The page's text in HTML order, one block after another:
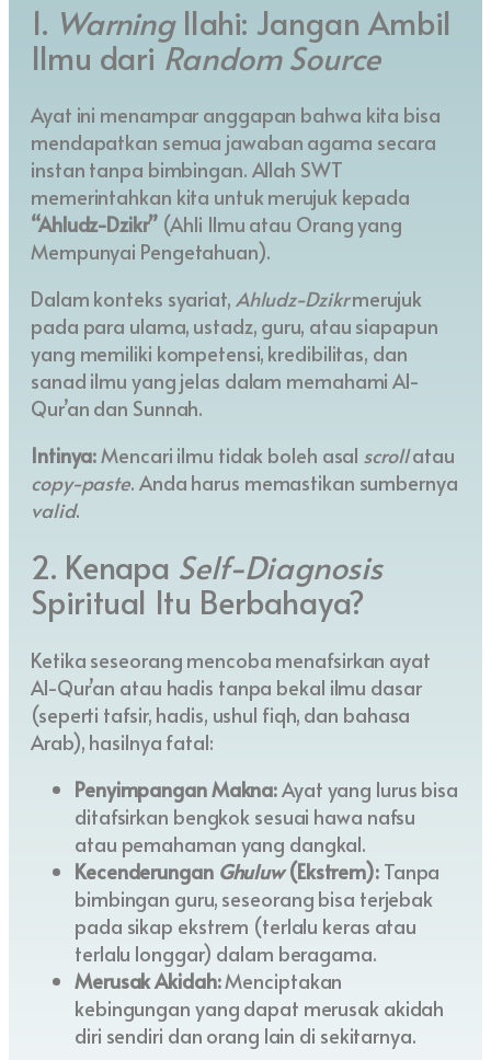
1. WarningIlahi: Jangan Ambil
Ilmu dariRandom Source
Ayat ini menampar anggapan bahwa kita bisa
mendapatkan semua jawaban agama secara
instan tanpa bimbingan. Allah SWT
memerintahkan kita untuk merujuk kepada
“Ahludz-Dzikr”(Ahli Ilmu atau Orang yang
Mempunyai Pengetahuan).
Dalam konteks syariat, Ahludz-Dzikrmerujuk
pada para ulama, ustadz, guru, atau siapapun
yang memiliki kompetensi, kredibilitas, dan
sanad ilmu yang jelas dalam memahami Al-
Qur’an dan Sunnah.
Intinya:Mencari ilmu tidak boleh asal scrollatau
copy-paste. Anda harus memastikan sumbernya
valid.
2. Kenapa Self-Diagnosis
Spiritual Itu Berbahaya?
Ketika seseorang mencoba menafsirkan ayat
Al-Qur’an atau hadis tanpa bekal ilmu dasar
(seperti tafsir, hadis, ushul fiqh, dan bahasa
Arab), hasilnya fatal:
Penyimpangan Makna:Ayat yang lurus bisa
ditafsirkan bengkok sesuai hawa nafsu
atau pemahaman yang dangkal.
Kecenderungan Ghuluw(Ekstrem):Tanpa
bimbingan guru, seseorang bisa terjebak
pada sikap ekstrem (terlalu keras atau
terlalu longgar) dalam beragama.
Merusak Akidah:Menciptakan
kebingungan yang dapat merusak akidah
diri sendiri dan orang lain di sekitarnya.